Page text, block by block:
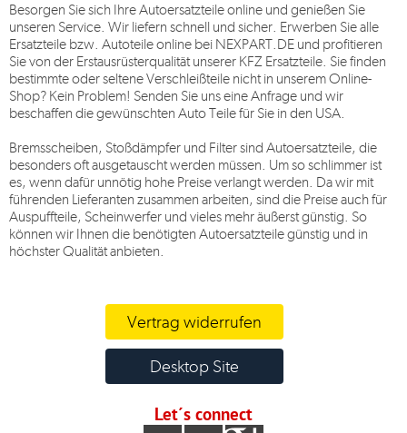
Besorgen Sie sich Ihre Autoersatzteile online und genießen Sie
unseren Service. Wir liefern schnell und sicher. Erwerben Sie alle
Ersatzteile bzw. Autoteile online bei NEXPART.DE und profitieren
Sie von der Erstausrüsterqualität unserer KFZ Ersatzteile. Sie finden
bestimmte oder seltene Verschleißteile nicht in unserem Online-
Shop? Kein Problem! Senden Sie uns eine Anfrage und wir
beschaffen die gewünschten Auto Teile für Sie in den USA.
Bremsscheiben, Stoßdämpfer und Filter sind Autoersatzteile, die
besonders oft ausgetauscht werden müssen. Um so schlimmer ist
es, wenn dafür unnötig hohe Preise verlangt werden. Da wir mit
führenden Lieferanten zusammen arbeiten, sind die Preise auch für
Auspuffteile, Scheinwerfer und vieles mehr äußerst günstig. So
können wir Ihnen die benötigten Autoersatzteile günstig und in
höchster Qualität anbieten.
Vertrag widerrufen
Desktop Site
Let´s connect